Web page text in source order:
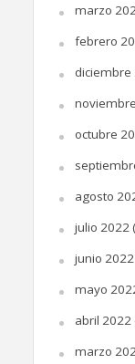
marzo
febrero
diciembre
octubre
agosto
julio 2022
junio 2022
mayo
abril 2022
marzo